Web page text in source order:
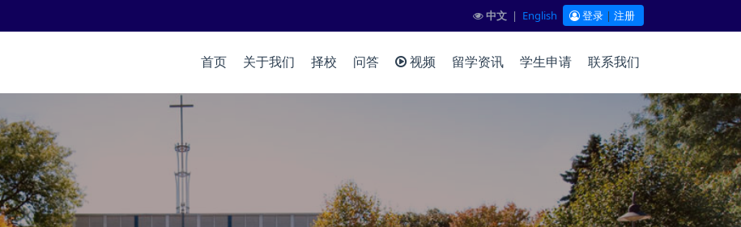
中文 | English 登录 | 注册
首页 关于我们 择校 问答 视频 留学资讯 学生申请 联系我们